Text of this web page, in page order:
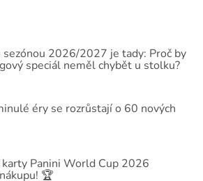
2026/2027 je tady: Proč by
speciál neměl chybět u stolku?
éry se rozrůstají o 60 nových
Panini World Cup 2026
🏆